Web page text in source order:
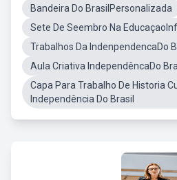
Bandeira Do BrasilPersonalizada
Sete De Seembro Na
Trabalhos Da IndenpendencaDo
Aula Criativa IndependêncaDo
Capa Para Trabalho De Historia
Independência Do Brasil